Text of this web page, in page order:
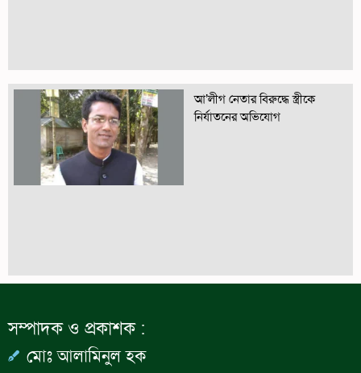
আ’লীগ নেতার বিরুদ্ধে স্ত্রীকে
নির্যাতনের অভিযোগ
সম্পাদক ও প্রকাশক :
মোঃ আলামিনুল হক